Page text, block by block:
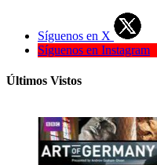
Síguenos en X
Síguenos en Instagram
Últimos Vistos